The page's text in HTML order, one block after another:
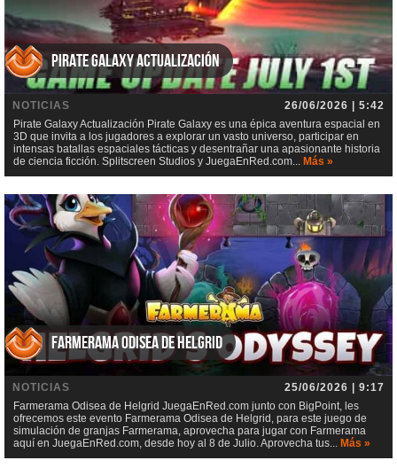
Pirate Galaxy Actualización
NOTICIAS
26/06/2026 | 5:42
Pirate Galaxy Actualización Pirate Galaxy es una épica aventura espacial en
3D que invita a los jugadores a explorar un vasto universo, participar en
intensas batallas espaciales tácticas y desentrañar una apasionante historia
de ciencia ficción. Splitscreen Studios y JuegaEnRed.com... Más »
Farmerama Odisea de Helgrid
NOTICIAS
25/06/2026 | 9:17
Farmerama Odisea de Helgrid JuegaEnRed.com junto con BigPoint, les
ofrecemos este evento Farmerama Odisea de Helgrid, para este juego de
simulación de granjas Farmerama, aprovecha para jugar con Farmerama
aquí en JuegaEnRed.com, desde hoy al 8 de Julio. Aprovecha tus... Más »